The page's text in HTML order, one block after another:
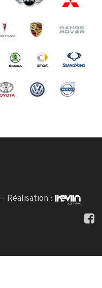
- Réalisation :